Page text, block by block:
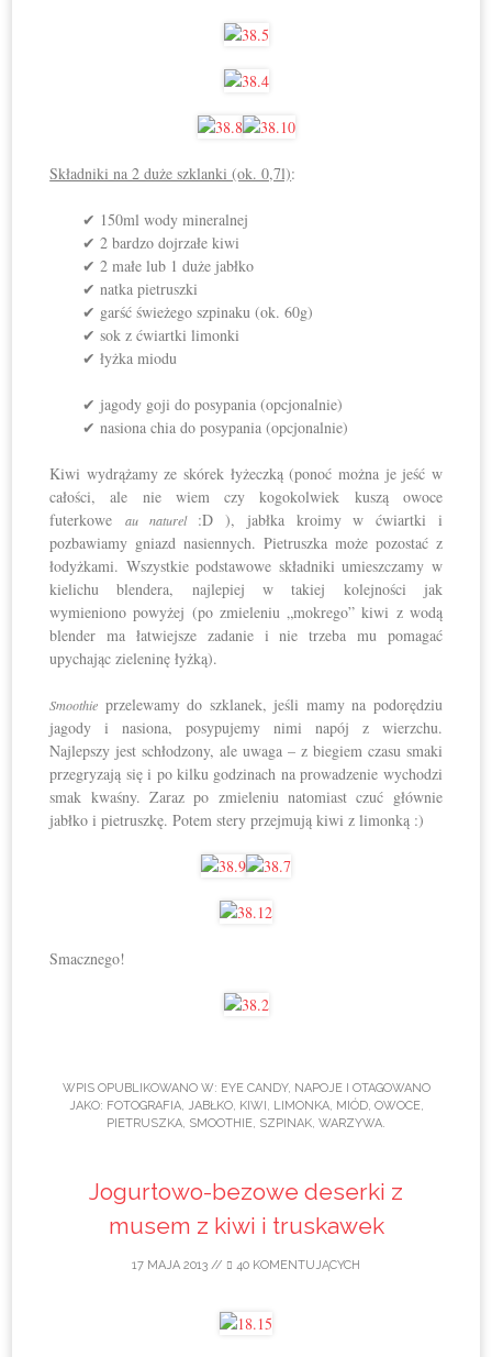
Składniki na 2 duże szklanki (ok. 0,7l):
✔ 150ml wody mineralnej
✔ 2 bardzo dojrzałe kiwi
✔ 2 małe lub 1 duże jabłko
✔ natka pietruszki
✔ garść świeżego szpinaku (ok. 60g)
✔ sok z ćwiartki limonki
✔ łyżka miodu
✔ jagody goji do posypania (opcjonalnie)
✔ nasiona chia do posypania (opcjonalnie)
Kiwi wydrążamy ze skórek łyżeczką (ponoć można je jeść w
całości, ale nie wiem czy kogokolwiek kuszą owoce
futerkowe au naturel:D ), jabłka kroimy w ćwiartki i
pozbawiamy gniazd nasiennych. Pietruszka może pozostać z
łodyżkami. Wszystkie podstawowe składniki umieszczamy w
kielichu blendera, najlepiej w takiej kolejności jak
wymieniono powyżej (po zmieleniu „mokrego” kiwi z wodą
blender ma łatwiejsze zadanie i nie trzeba mu pomagać
upychając zieleninę łyżką).
Smoothie przelewamy do szklanek, jeśli mamy na podorędziu
jagody i nasiona, posypujemy nimi napój z wierzchu.
Najlepszy jest schłodzony, ale uwaga – z biegiem czasu smaki
przegryzają się i po kilku godzinach na prowadzenie wychodzi
smak kwaśny. Zaraz po zmieleniu natomiast czuć głównie
jabłko i pietruszkę. Potem stery przejmują kiwi z limonką :)
Smacznego!
WPIS OPUBLIKOWANO W: EYE CANDY, NAPOJEI OTAGOWANO
JAKO: FOTOGRAFIA, JABŁKO, KIWI , LIMONKA, MIÓD, OWOCE,
PIETRUSZKA, SMOOTHIE, SZPINAK, WARZYWA.
Jogurtowo-bezowe deserki z
musem z kiwi i truskawek
17 MAJA 2013 // 40 KOMENTUJĄCYCH